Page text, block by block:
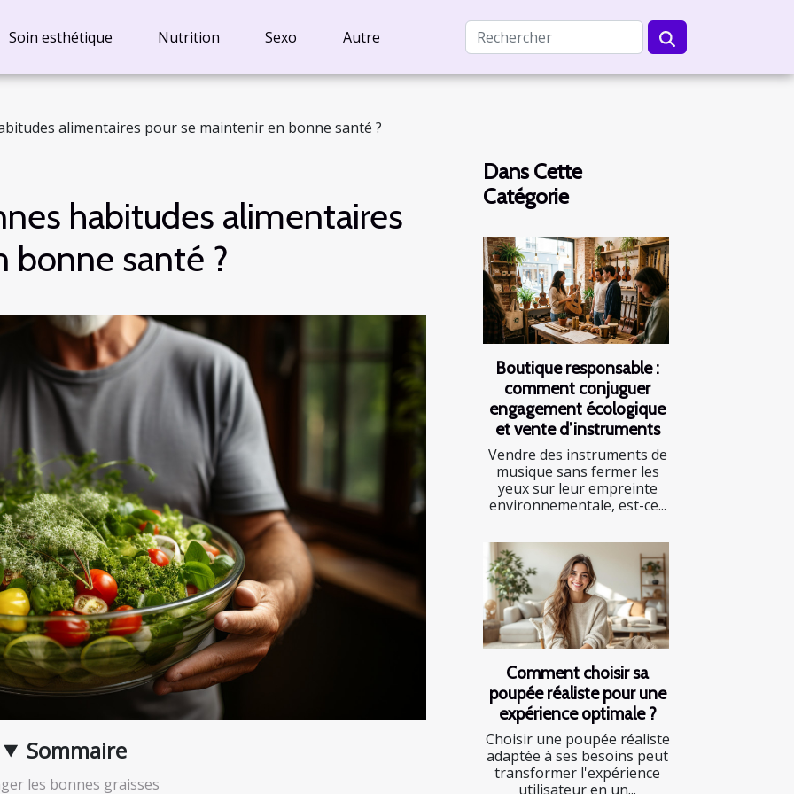
Soin esthétique Nutrition Sexo Autre
alimentaires pour se maintenir en bonne santé ?
habitudes alimentaires
bonne santé ?
Sommaire
les bonnes graisses
Dans Cette
Catégorie
Boutique responsable :
comment conjuguer
engagement écologique
et vente d’instruments
Vendre des instruments de
musique sans fermer les
yeux sur leur empreinte
environnementale, est-ce...
Comment choisir sa
poupée réaliste pour une
expérience optimale ?
Choisir une poupée réaliste
adaptée à ses besoins peut
transformer l'expérience
utilisateur en un...